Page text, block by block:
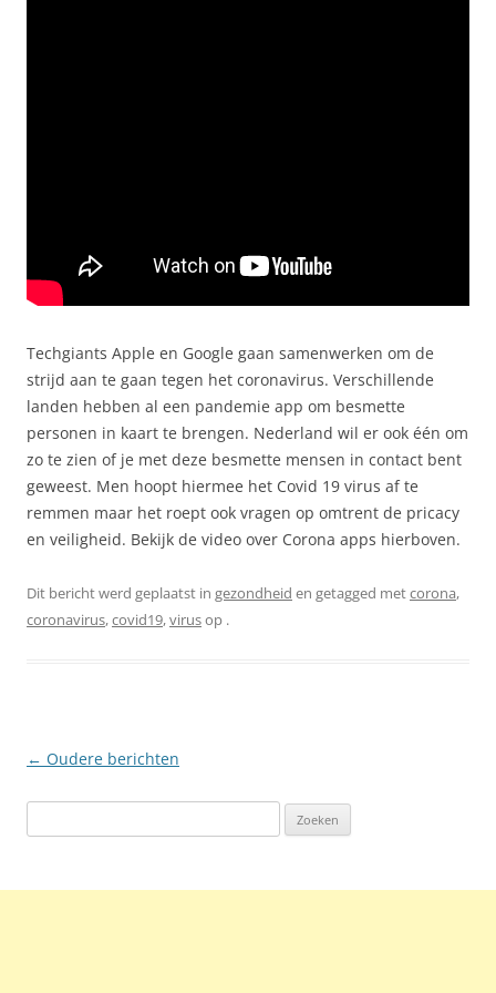
Techgiants Apple en Google gaan samenwerken om de
strijd aan te gaan tegen het coronavirus. Verschillende
landen hebben al een pandemie app om besmette
personen in kaart te brengen. Nederland wil er ook één om
zo te zien of je met deze besmette mensen in contact bent
geweest. Men hoopt hiermee het Covid 19 virus af te
remmen maar het roept ook vragen op omtrent de pricacy
en veiligheid. Bekijk de video over Corona apps hierboven.
Dit bericht werd geplaatst in gezondheid en getagged metcorona,
coronavirus,covid19,virusop .
Berichtnavigatie
← Oudere berichten
naar: